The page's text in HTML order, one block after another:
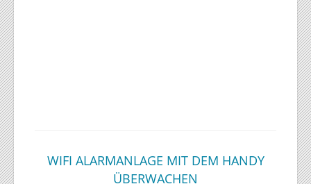
WIFI ALARMANLAGE MIT DEM HANDY
ÜBERWACHEN